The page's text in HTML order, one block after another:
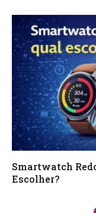
Smartwatch
Escolher?